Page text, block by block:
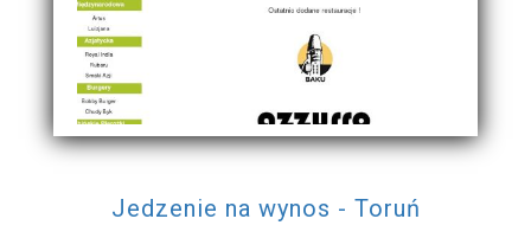
Jedzenie na wynos - Toruń